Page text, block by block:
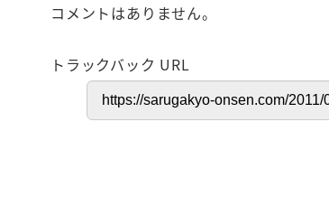
コメントはありません。
トラックバック URL